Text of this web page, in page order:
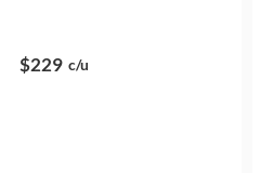
$229 c/u